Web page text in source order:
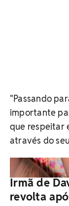
"Passando
importante
que respeitar
através do
Irmã de
revolta